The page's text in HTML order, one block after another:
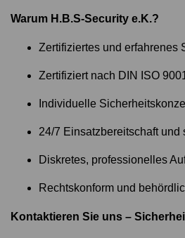
Warum H.B.S-Security e.K.?
Zertifiziertes und erfahrenes
Zertifiziert nach DIN ISO
Individuelle
24/7 Einsatzbereitschaft und
Diskretes, professionelles
Rechtskonform und
Kontaktieren Sie uns –